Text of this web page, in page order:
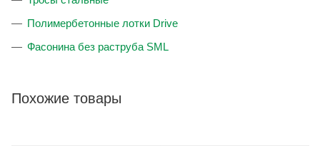
Полимербетонные лотки Drive
Фасонина без раструба SML
Похожие товары